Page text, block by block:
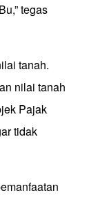
tegas
tanah.
nilai tanah
Pajak
tidak